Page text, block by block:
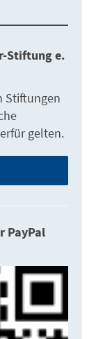
Stiftung e.
Stiftungen
gelten.
PayPal